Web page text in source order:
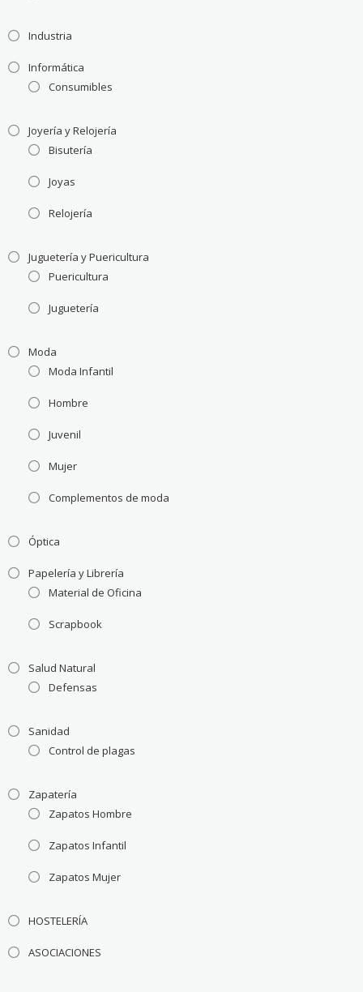
Industria
Informática
Consumibles
Joyería y Relojería
Bisutería
Joyas
Relojería
Juguetería y Puericultura
Puericultura
Juguetería
Moda
Moda Infantil
Hombre
Juvenil
Mujer
Complementos de moda
Óptica
Papelería y Librería
Material de Oficina
Scrapbook
Salud Natural
Defensas
Sanidad
Control de plagas
Zapatería
Zapatos Hombre
Zapatos Infantil
Zapatos Mujer
HOSTELERÍA
ASOCIACIONES